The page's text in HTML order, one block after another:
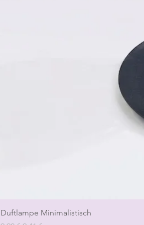
Duftlampe Minimalistisch